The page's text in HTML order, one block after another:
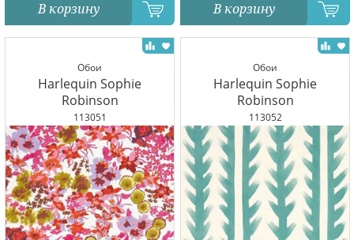
В корзину В корзину
Обои
Harlequin Sophie
Robinson
113051
Обои
Harlequin Sophie
Robinson
113052